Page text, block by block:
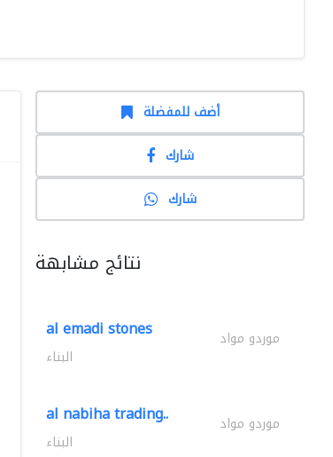
أضف للمفضلة
شارك
شارك
نتائج مشابهة
al emadi stones موردو مواد
البناء
al nabiha trading.. موردو مواد
البناء